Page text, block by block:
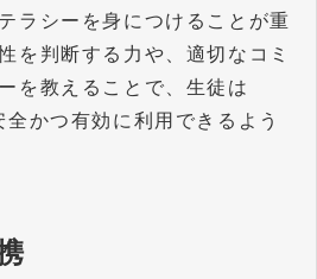
ラシーを身につけることが重
を判断する力や、適切なコミ
を教えることで、生徒は
かつ有効に利用できるよう